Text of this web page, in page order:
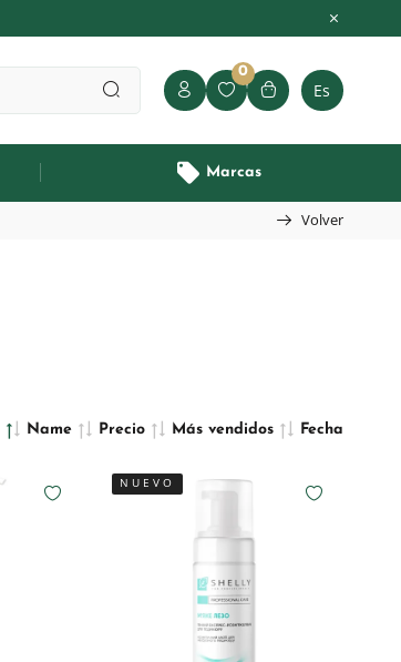
0
Es
Marcas
Volver
Name Precio Más vendidos Fecha
NUEVO